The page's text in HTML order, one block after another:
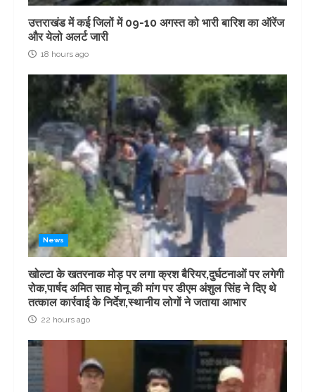
उत्तराखंड में कई जिलों में 09-10 अगस्त को भारी बारिश का ऑरेंज
और येलो अलर्ट जारी
18 hours ago
News
खोल्टा के खतरनाक मोड़ पर लगा क्रश बैरियर,दुर्घटनाओं पर लगेगी
रोक,पार्षद अमित साह मोनू की मांग पर डीएम अंशुल सिंह ने दिए थे
तत्काल कार्रवाई के निर्देश,स्थानीय लोगों ने जताया आभार
22 hours ago